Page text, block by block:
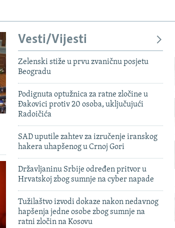
Vesti/Vijesti
Zelenski stiže u prvu zvaničnu posjetu
Beogradu
Podignuta optužnica za ratne zločine u
Đakovici protiv 20 osoba, uključujući
Radoičića
SAD uputile zahtev za izručenje iranskog
hakera uhapšenog u Crnoj Gori
Državljaninu Srbije određen pritvor u
Hrvatskoj zbog sumnje na cyber napade
Tužilaštvo izvodi dokaze nakon nedavnog
hapšenja jedne osobe zbog sumnje na
ratni zločin na Kosovu